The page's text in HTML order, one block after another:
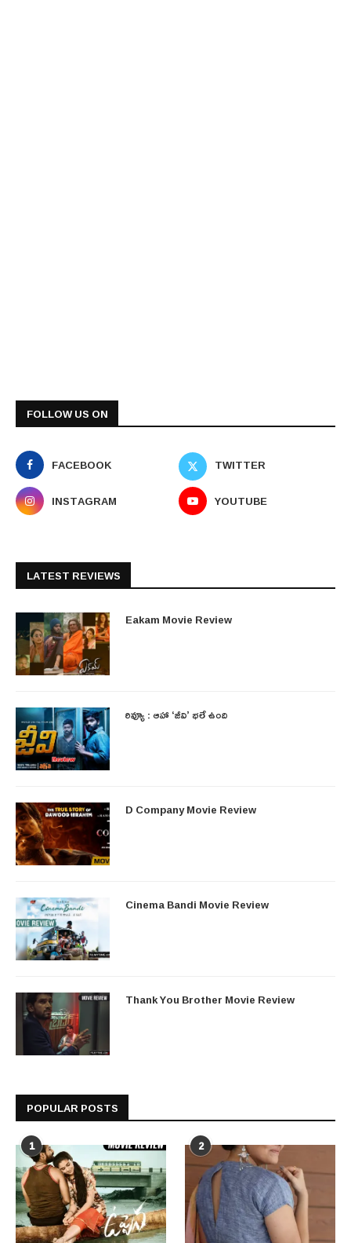
FOLLOW US ON
FACEBOOK
TWITTER
INSTAGRAM
YOUTUBE
LATEST REVIEWS
Eakam Movie Review
రివ్యూ : ఆహా ‘జీవి’ భలే ఉంది
D Company Movie Review
Cinema Bandi Movie Review
Thank You Brother Movie Review
POPULAR POSTS
1 2